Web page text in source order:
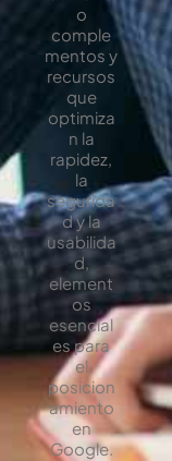
o
comple
mentos y
recursos
que
optimiza
n la
rapidez,
la
segurida
d y la
usabilida
d,
element
os
esencial
es para
el
posicion
amiento
en
Google.